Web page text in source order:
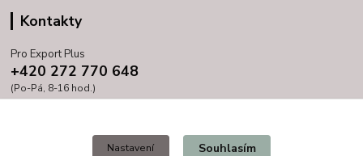
Kontakty
Pro Export Plus
+420 272 770 648
(Po-Pá, 8-16 hod.)
Nastavení Souhlasím